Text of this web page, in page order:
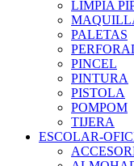
LIMPIA
PALETAS
PINCEL
PINTURA
PISTOLA
POMPOM
TIJERA
ESCOLAR-